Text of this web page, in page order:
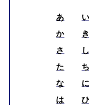
あ い
か
き
さ
し
た
ち
な
に
は
ひ